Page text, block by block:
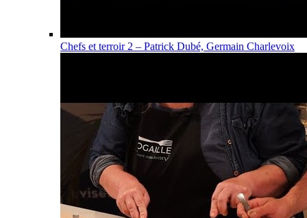
Chefs et terroir 2 – Patrick Dubé, Germain Charlevoix